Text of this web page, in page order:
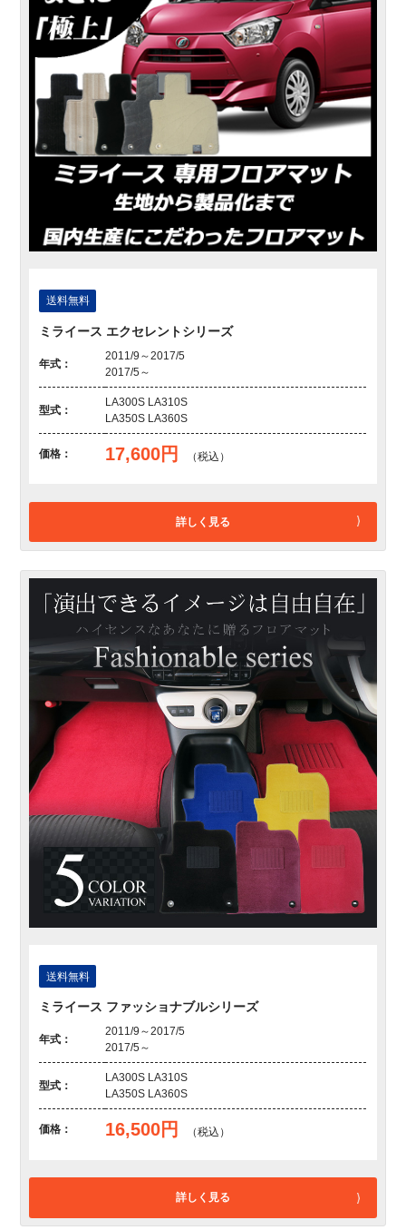
送料無料
ミライース エクセレントシリーズ
年式：
2011/9～2017/5
2017/5～
型式：
LA300S LA310S
LA350S LA360S
価格： 17,600円 （税込）
詳しく見る
送料無料
ミライース ファッショナブルシリーズ
年式：
2011/9～2017/5
2017/5～
型式：
LA300S LA310S
LA350S LA360S
価格： 16,500円 （税込）
詳しく見る